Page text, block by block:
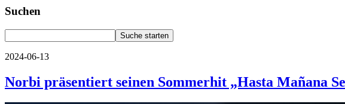
Suchen
2024-06-13
Norbi präsentiert seinen Sommerhit „Hasta Mañana